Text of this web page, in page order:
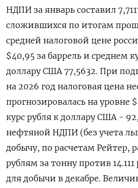
НДПИ за январь составил
сложившихся по итогам
средней налоговой цене
$40,95 за баррель и среднем
доллару США 77,5632. При
на 2026 год налоговая ‍цена
прогнозировалась на уровне
курс рубля к доллару США -
нефтяной НДПИ (без учета
добычу, по расчетам Рейтер,
рублям за тонну против
для добычи в декабре.